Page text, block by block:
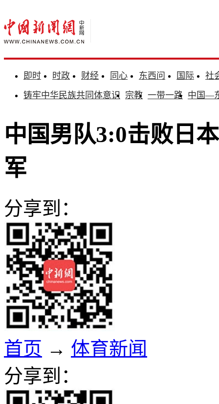
即时 时政 财经 同心 东西问 国际
社
铸牢中华民族共同体意识 宗教 一带一路 中国—
中国男队3:0击败日
军
分享到：
首页 → 体育新闻
分享到：